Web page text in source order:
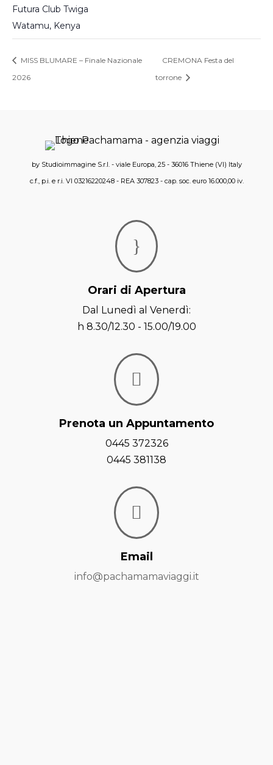
Futura Club Twiga
Watamu, Kenya
MISS BLUMARE – Finale Nazionale
2026
CREMONA Festa del
torrone
by Studioimmagine S.r.l. - viale Europa, 25 - 36016 Thiene (VI) Italy
c.f., p.i. e r.i. VI 03216220248 - REA 307823 - cap. soc. euro 16.000,00 iv.
}
Orari di Apertura
Dal Lunedì al Venerdì:
h 8.30/12.30 - 15.00/19.00

Prenota un Appuntamento
0445 372326
0445 381138

Email
info@pachamamaviaggi.it